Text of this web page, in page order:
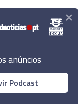
Lda.
anúncios
Podcast
×